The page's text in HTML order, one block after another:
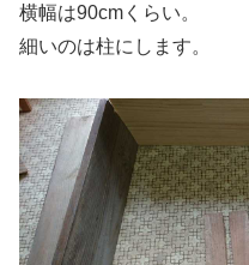
横幅は90cmくらい。
細いのは柱にします。